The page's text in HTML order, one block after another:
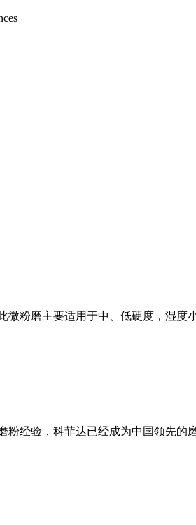
粉磨主要适用于中、低硬度，湿
粉经验，科菲达已经成为中国领先